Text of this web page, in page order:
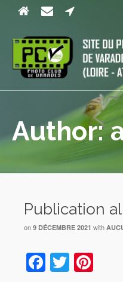
Author:
Publication
on 9 DÉCEMBRE 2021 with
Facebook
Twitter